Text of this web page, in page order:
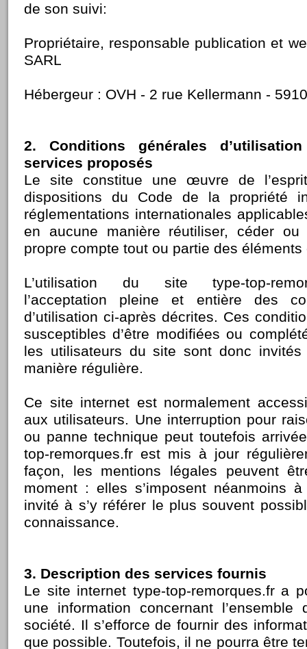
de son suivi:
Propriétaire, responsable publication et
SARL
Hébergeur : OVH - 2 rue Kellermann -
2. Conditions générales
services proposés
Le site constitue une œuvre de
dispositions du Code de la propriété
réglementations internationales
en aucune manière réutiliser, céder
propre compte tout ou partie des
L’utilisation du site type-top-
l’acceptation pleine et entière des
d’utilisation ci-après décrites. Ces
susceptibles d’être modifiées ou
les utilisateurs du site sont donc
manière régulière.
Ce site internet est normalement
aux utilisateurs. Une interruption pour
ou panne technique peut toutefois
top-remorques.fr est mis à jour
façon, les mentions légales peuvent
moment : elles s’imposent néanmoins
invité à s’y référer le plus souvent
connaissance.
3. Description des services fournis
Le site internet type-top-remorques.fr a
une information concernant
société. Il s’efforce de fournir des
que possible. Toutefois, il ne pourra être